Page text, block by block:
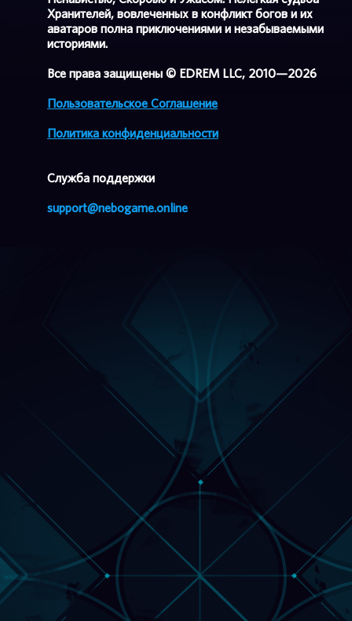
Хранителей, вовлеченных в конфликт богов и их
аватаров полна приключениями и незабываемыми
историями.
Все права защищены © EDREM LLC, 2010—2026
Пользовательское Соглашение
Политика конфиденциальности
Cлужба поддержки
support@nebogame.online